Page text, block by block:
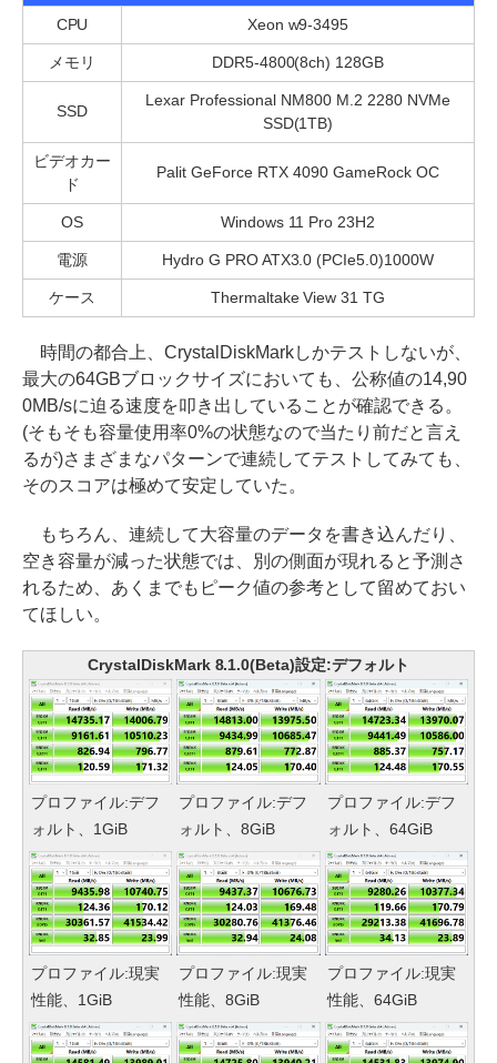
CPU Xeon w9-3495
メモリ DDR5-4800(8ch) 128GB
SSD
Lexar Professional NM800 M.2 2280 NVMe
SSD(1TB)
ビデオカー
ド
Palit GeForce RTX 4090 GameRock OC
OS Windows 11 Pro 23H2
電源 Hydro G PRO ATX3.0 (PCIe5.0)1000W
ケース Thermaltake View 31 TG
時間の都合上、CrystalDiskMarkしかテストしないが、
最大の64GBブロックサイズにおいても、公称値の14,90
0MB/sに迫る速度を叩き出していることが確認できる。
(そもそも容量使用率0%の状態なので当たり前だと言え
るが)さまざまなパターンで連続してテストしてみても、
そのスコアは極めて安定していた。
もちろん、連続して大容量のデータを書き込んだり、
空き容量が減った状態では、別の側面が現れると予測さ
れるため、あくまでもピーク値の参考として留めておい
てほしい。
CrystalDiskMark 8.1.0(Beta)設定:デフォルト
プロファイル:デフ
ォルト、1GiB
プロファイル:デフ
ォルト、8GiB
プロファイル:デフ
ォルト、64GiB
プロファイル:現実
性能、1GiB
プロファイル:現実
性能、8GiB
プロファイル:現実
性能、64GiB